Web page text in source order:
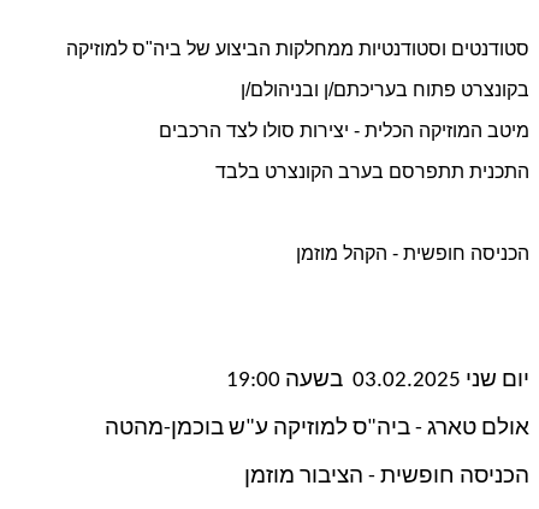
סטודנטים וסטודנטיות ממחלקות הביצוע של ביה"ס למוזיקה
בקונצרט פתוח בעריכתם/ן ובניהולם/ן
מיטב המוזיקה הכלית - יצירות סולו לצד הרכבים
התכנית תתפרסם בערב הקונצרט בלבד
הכניסה חופשית - הקהל מוזמן
יום שני 03.02.2025 בשעה 19:00
אולם טארג - ביה"ס למוזיקה ע"ש בוכמן-מהטה
הכניסה חופשית - הציבור מוזמן